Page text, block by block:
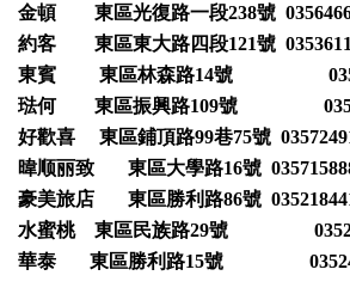
金頓 東區光復路一段238號
約客 東區東大路四段121號
東賓 東區林森路14號
琺何 東區振興路109號
好歡喜 東區鋪頂路99巷75號
暐顺丽致 東區大學路16號
豪美旅店 東區勝利路86號
水蜜桃 東區民族路29號
華泰 東區勝利路15號